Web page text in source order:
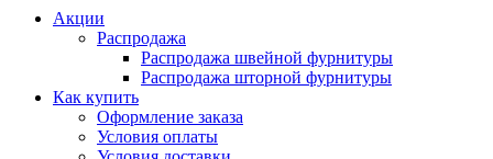
Акции
Распродажа
Распродажа швейной фурнитуры
Распродажа шторной фурнитуры
Как купить
Оформление заказа
Условия оплаты